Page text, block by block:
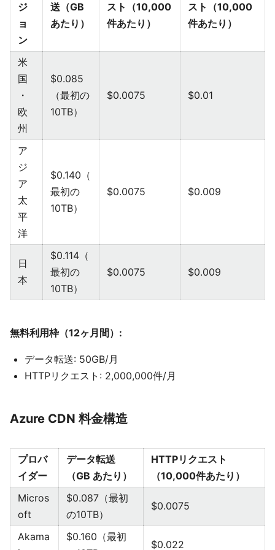
ジ
ョ
ン
送（GB
あたり）
スト（10,000
件あたり）
スト（10,000
件あたり）
米
国
・
欧
州
$0.085
（最初の
10TB）
$0.0075 $0.01
ア
ジ
ア
太
平
洋
$0.140（
最初の
10TB）
$0.0075 $0.009
日
本
$0.114（
最初の
10TB）
$0.0075 $0.009
無料利用枠（12ヶ月間）:
データ転送: 50GB/月
HTTPリクエスト: 2,000,000件/月
Azure CDN 料金構造
プロバ
イダー
データ転送
（GB あたり）
HTTPリクエスト
（10,000件あたり）
Micros
oft
$0.087（最初
の10TB）
$0.0075
Akama
$0.160（最初
$0.022